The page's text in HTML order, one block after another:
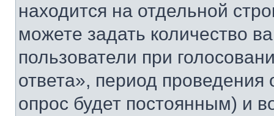
находится на отдельной
можете задать количество
пользователи при
ответа», период проведения
опрос будет постоянным) и